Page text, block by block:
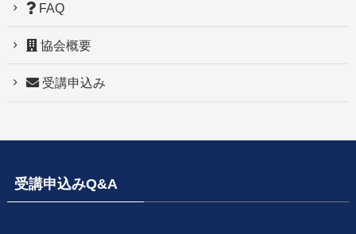
FAQ
協会概要
受講申込み
受講申込みQ&A